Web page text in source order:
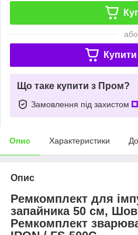
або
Купити
Що таке купити з Пром?
Замовлення під захистом
Опис Характеристики
Опис
Ремкомплект для
запайника 50 см, Шов
Ремкомплект